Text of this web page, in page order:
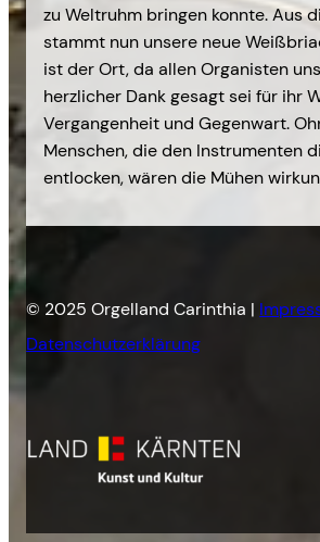
zu Weltruhm bringen konnte. Aus
stammt nun unsere neue
ist der Ort, da allen Organisten
herzlicher Dank gesagt sei für ihr
Vergangenheit und Gegenwart.
Menschen, die den Instrumenten
entlocken, wären die Mühen
© 2025 Orgelland Carinthia |
Datenschutzerklärung